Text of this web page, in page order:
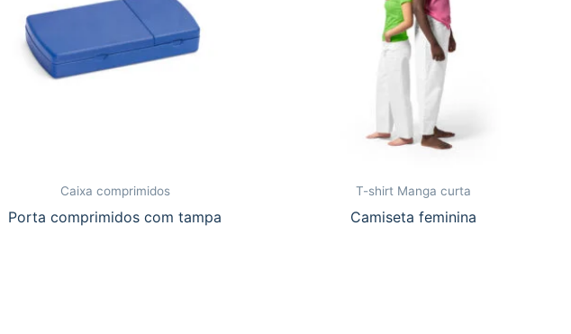
Caixa comprimidos
Porta comprimidos com tampa
T-shirt Manga curta
Camiseta feminina